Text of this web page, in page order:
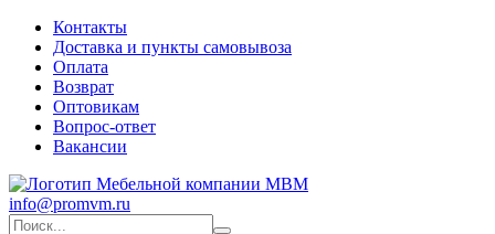
Контакты
Доставка и пункты самовывоза
Оплата
Возврат
Оптовикам
Вопрос-ответ
Вакансии
info@promvm.ru